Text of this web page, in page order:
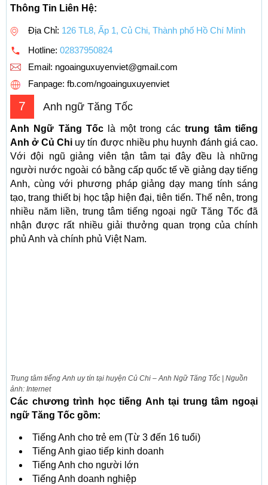
Thông Tin Liên Hệ:
Địa Chỉ: 126 TL8, Ấp 1, Củ Chi, Thành phố Hồ Chí Minh
Hotline: 02837950824
Email: ngoainguxuyenviet@gmail.com
Fanpage: fb.com/ngoainguxuyenviet
7 Anh ngữ Tăng Tốc
Anh Ngữ Tăng Tốclà một trong cáctrung tâm tiếng
Anh ở Củ Chiuy tín được nhiều phụ huynh đánh giá cao.
Với đội ngũ giảng viên tận tâm tại đây đều là những
người nước ngoài có bằng cấp quốc tế về giảng dạy tiếng
Anh, cùng với phương pháp giảng dạy mang tính sáng
tạo, trang thiết bị học tập hiện đại, tiên tiến. Thế nên, trong
nhiều năm liền, trung tâm tiếng ngoại ngữ Tăng Tốc đã
nhận được rất nhiều giải thưởng quan trọng của chính
phủ Anh và chính phủ Việt Nam.
Trung tâm tiếng Anh uy tín tại huyện Củ Chi – Anh Ngữ Tăng Tốc | Nguồn
ảnh: Internet
Các chương trình học tiếng Anh tại trung tâm ngoại
ngữ Tăng Tốc gồm:
Tiếng Anh cho trẻ em (Từ 3 đến 16 tuổi)
Tiếng Anh giao tiếp kinh doanh
Tiếng Anh cho người lớn
Tiếng Anh doanh nghiệp